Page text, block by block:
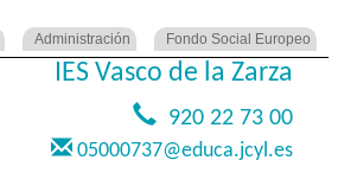
Administración Fondo Social Europeo
IES Vasco de la Zarza
920 22 73 00
05000737@educa.jcyl.es